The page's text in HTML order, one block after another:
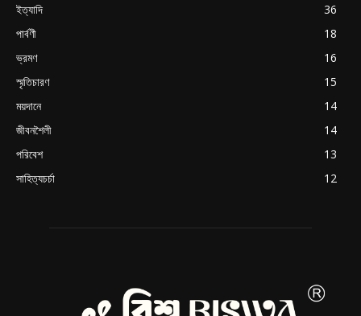
ইত্যাদি
36
পার্বণী
18
ভ্রমণ
16
স্মৃতিচারণ
15
ময়দানে
14
জীবনশৈলী
14
পরিবেশ
13
সাহিত্যচর্চা
12